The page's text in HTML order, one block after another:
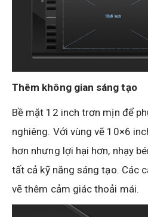
Thêm không gian sáng tạo
Bề mặt 12 inch trơn mịn để
nghiêng. Với vùng vẽ 10×6
hơn nhưng lợi hại hơn, nhạy
tất cả kỹ năng sáng tạo. Các
vẽ thêm cảm giác thoải mái.